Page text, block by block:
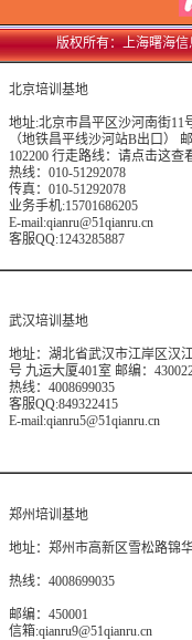
版权所有：上海曙海信
北京培训基地
地址:北京市昌平区沙河南街11
（地铁昌平线沙河站B出口）
102200 行走路线： 请点击这查
热线：010-51292078
传真：010-51292078
业务手机:15701686205
E-mail:qianru@51qianru.cn
客服QQ:1243285887
武汉培训基地
地址：湖北省武汉市江岸区汉
号 九运大厦401室 邮编：
热线：4008699035
客服QQ:849322415
E-mail:qianru5@51qianru.cn
郑州培训基地
地址：郑州市高新区雪松路锦
热线：4008699035
邮编：450001
信箱:qianru9@51qianru.cn